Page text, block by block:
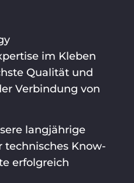
im Kleben
Qualität und
Verbindung von
langjährige
technisches Know-
erfolgreich